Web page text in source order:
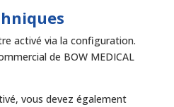
activé via la configuration.
de BOW MEDICAL
vous devez également